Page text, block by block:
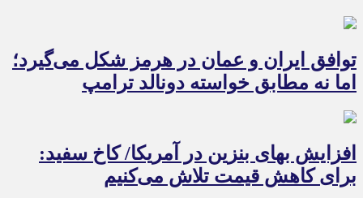
توافق ایران و عمان در هرمز شکل می‌گیرد؛
اما نه مطابق خواسته دونالد ترامپ
افزایش بهای بنزین در آمریکا/ کاخ سفید:
برای کاهش قیمت تلاش می‌کنیم